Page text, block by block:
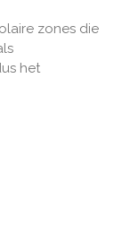
zones die
het